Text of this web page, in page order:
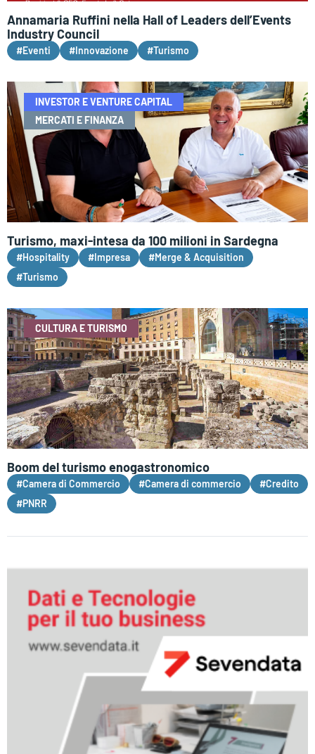
Annamaria Ruffini nella Hall of Leaders dell’Events
Industry Council
#Eventi #Innovazione #Turismo
INVESTOR E VENTURE CAPITAL
MERCATI E FINANZA
Turismo, maxi-intesa da 100 milioni in Sardegna
#Hospitality #Impresa
#Merge & Acquisition
#Turismo
CULTURA E TURISMO
Boom del turismo enogastronomico
#Camera di Commercio #Camera di commercio
#Credito
#PNRR